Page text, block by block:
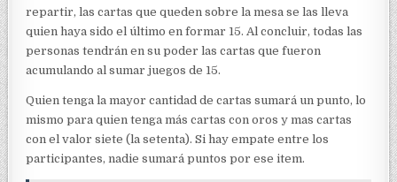
repartir, las cartas que queden sobre la mesa se las lleva
quien haya sido el último en formar 15. Al concluir, todas las
personas tendrán en su poder las cartas que fueron
acumulando al sumar juegos de 15.
Quien tenga la mayor cantidad de cartas sumará un punto, lo
mismo para quien tenga más cartas con oros y mas cartas
con el valor siete (la setenta). Si hay empate entre los
participantes, nadie sumará puntos por ese item.